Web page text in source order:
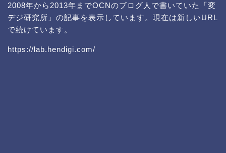
2008年から2013年までOCNのブログ人で書いていた「変
デジ研究所」の記事を表示しています。現在は新しいURL
で続けています。
https://lab.hendigi.com/